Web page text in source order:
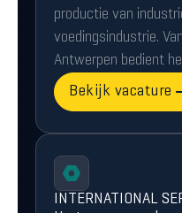
productie van
voedingsindustrie.
Antwerpen bedient
Bekijk vacature
INTERNATIONAL